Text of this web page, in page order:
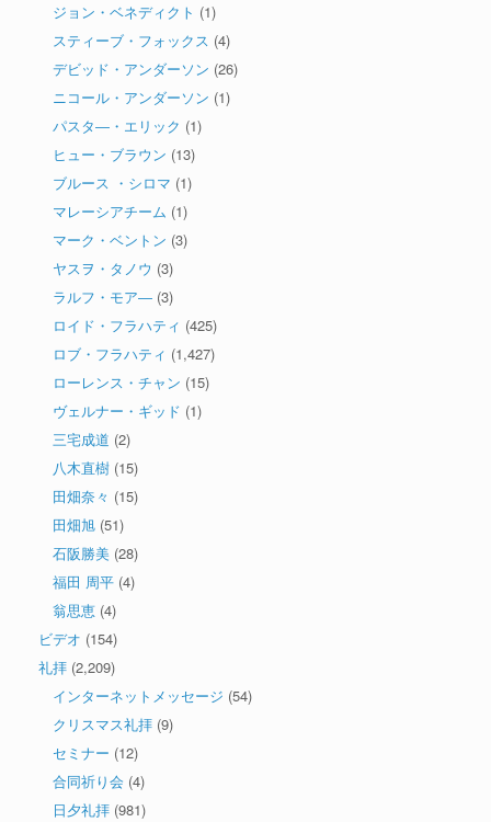
ジョン・ベネディクト (1)
スティーブ・フォックス (4)
デビッド・アンダーソン (26)
ニコール・アンダーソン (1)
パスタ―・エリック (1)
ヒュー・ブラウン (13)
ブルース ・シロマ (1)
マレーシアチーム (1)
マーク・ベントン (3)
ヤスヲ・タノウ (3)
ラルフ・モア― (3)
ロイド・フラハティ (425)
ロブ・フラハティ (1,427)
ローレンス・チャン (15)
ヴェルナー・ギッド (1)
三宅成道 (2)
八木直樹 (15)
田畑奈々 (15)
田畑旭 (51)
石阪勝美 (28)
福田 周平 (4)
翁思恵 (4)
ビデオ (154)
礼拝 (2,209)
インターネットメッセージ (54)
クリスマス礼拝 (9)
セミナー (12)
合同祈り会 (4)
日夕礼拝 (981)